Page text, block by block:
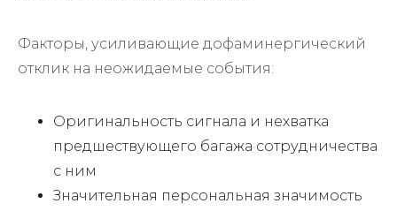
Факторы, усиливающие дофаминергический
отклик на неожидаемые события:
Оригинальность сигнала и нехватка
предшествующего багажа сотрудничества
с ним
Значительная персональная значимость